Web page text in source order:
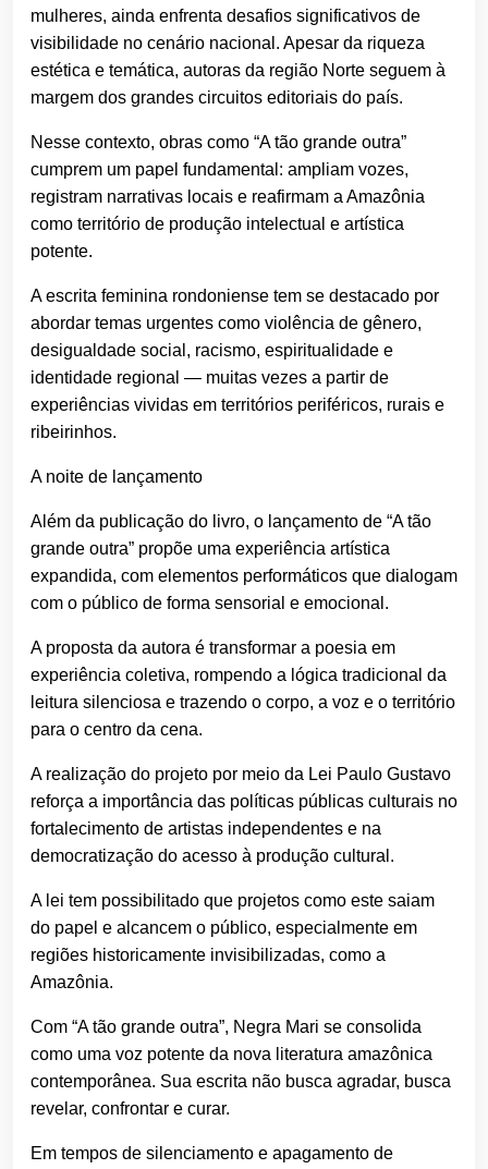
mulheres, ainda enfrenta desafios significativos de
visibilidade no cenário nacional. Apesar da riqueza
estética e temática, autoras da região Norte seguem à
margem dos grandes circuitos editoriais do país.
Nesse contexto, obras como “A tão grande outra”
cumprem um papel fundamental: ampliam vozes,
registram narrativas locais e reafirmam a Amazônia
como território de produção intelectual e artística
potente.
A escrita feminina rondoniense tem se destacado por
abordar temas urgentes como violência de gênero,
desigualdade social, racismo, espiritualidade e
identidade regional — muitas vezes a partir de
experiências vividas em territórios periféricos, rurais e
ribeirinhos.
A noite de lançamento
Além da publicação do livro, o lançamento de “A tão
grande outra” propõe uma experiência artística
expandida, com elementos performáticos que dialogam
com o público de forma sensorial e emocional.
A proposta da autora é transformar a poesia em
experiência coletiva, rompendo a lógica tradicional da
leitura silenciosa e trazendo o corpo, a voz e o território
para o centro da cena.
A realização do projeto por meio da Lei Paulo Gustavo
reforça a importância das políticas públicas culturais no
fortalecimento de artistas independentes e na
democratização do acesso à produção cultural.
A lei tem possibilitado que projetos como este saiam
do papel e alcancem o público, especialmente em
regiões historicamente invisibilizadas, como a
Amazônia.
Com “A tão grande outra”, Negra Mari se consolida
como uma voz potente da nova literatura amazônica
contemporânea. Sua escrita não busca agradar, busca
revelar, confrontar e curar.
Em tempos de silenciamento e apagamento de